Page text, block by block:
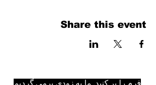
Share this event